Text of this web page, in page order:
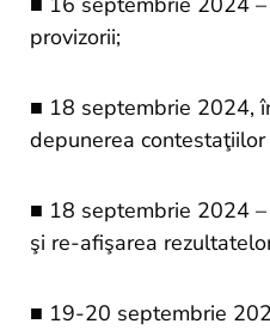
provizorii;
■ 18 septembrie 2024,
depunerea
■ 18 septembrie 2024
şi re-afişarea
■ 19-20 septembrie